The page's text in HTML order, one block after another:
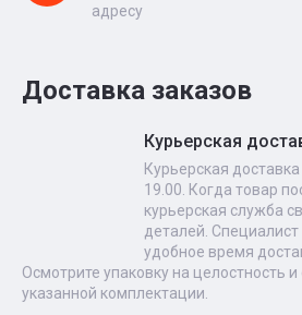
адресу
Доставка заказов
Курьерская
Курьерская
19.00. Когда товар
курьерская служба
деталей.
удобное время
Осмотрите упаковку на целостность и
указанной комплектации.